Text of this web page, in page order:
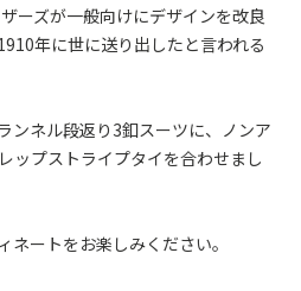
ーズが一般向けにデザインを改良
年に世に送り出したと言われる
ンネル段返り3釦スーツに、ノンア
ップストライプタイを合わせまし
ートをお楽しみください。